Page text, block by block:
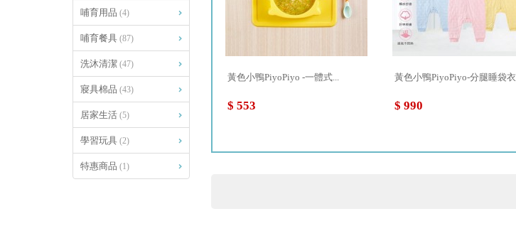
哺育用品 (4)
哺育餐具 (87)
洗沐清潔 (47)
寢具棉品 (43)
居家生活 (5)
學習玩具 (2)
特惠商品 (1)
黃色小鴨PiyoPiyo-不鏽鋼匙...
$ 200
黃色小鴨PiyoPiyo -一體式...
$ 553
黃色小鴨PiyoPiyo-分腿睡袋衣
$ 990